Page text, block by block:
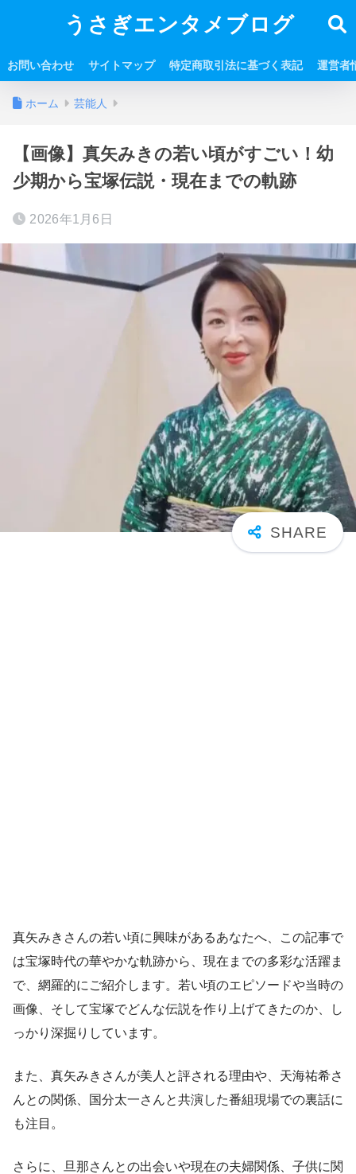
うさぎエンタメブログ
お問い合わせ サイトマップ 特定商取引法に基づく表記 運営者
ホーム 芸能人
【画像】真矢みきの若い頃がすごい！幼
少期から宝塚伝説・現在までの軌跡
2026年1月6日
真矢みきさんの若い頃に興味があるあなたへ、この記事で
は宝塚時代の華やかな軌跡から、現在までの多彩な活躍ま
で、網羅的にご紹介します。若い頃のエピソードや当時の
画像、そして宝塚でどんな伝説を作り上げてきたのか、し
っかり深掘りしています。
また、真矢みきさんが美人と評される理由や、天海祐希さ
んとの関係、国分太一さんと共演した番組現場での裏話に
も注目。
さらに、旦那さんとの出会いや現在の夫婦関係、子供に関